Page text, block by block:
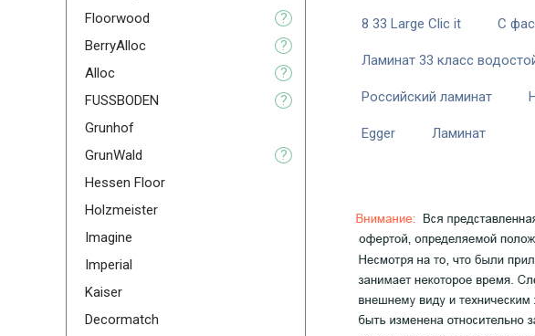
8 33 Large Clic it С
Ламинат 33 класс
Российский ламинат
Egger Ламинат
Floorwood
?
BerryAlloc
?
Alloc
?
FUSSBODEN
?
Grunhof
GrunWald
?
Hessen Floor
Holzmeister
Imagine
Imperial
Kaiser
Decormatch